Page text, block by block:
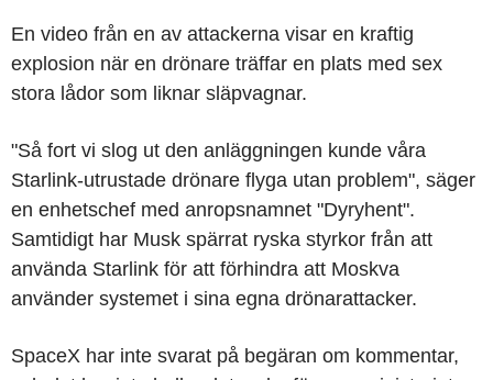
En video från en av attackerna visar en kraftig
explosion när en drönare träffar en plats med sex
stora lådor som liknar släpvagnar.
"Så fort vi slog ut den anläggningen kunde våra
Starlink-utrustade drönare flyga utan problem", säger
en enhetschef med anropsnamnet "Dyryhent".
Samtidigt har Musk spärrat ryska styrkor från att
använda Starlink för att förhindra att Moskva
använder systemet i sina egna drönarattacker.
SpaceX har inte svarat på begäran om kommentar,